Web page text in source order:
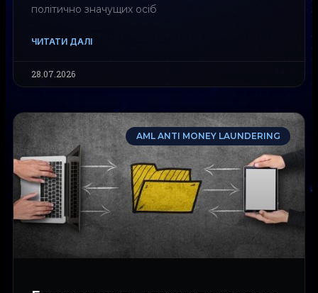
політично значущих осіб
ЧИТАТИ ДАЛІ
28.07.2026
AML ANTI MONEY LAUNDERING